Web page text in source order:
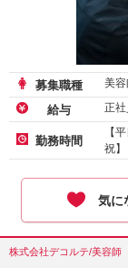
募集職種 美
給与 正
勤務時間
【
祝
気に
株式会社デコルテ/美容師